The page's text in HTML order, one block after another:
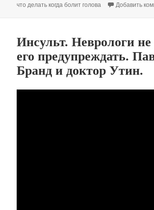
что делать когда болит голова
Добавить
Инсульт. Неврологи
его предупреждать.
Бранд и доктор Утин.